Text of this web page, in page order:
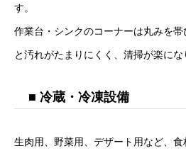
す。
作業台・シンクのコーナーは丸みを
と汚れがたまりにくく、清掃が楽にな
■ 冷蔵・冷凍設備
生肉用、野菜用、デザート用など、